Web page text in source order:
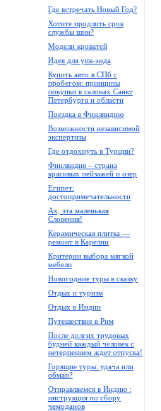
Где встречать Новый Год?
Хотите продлить срок
службы шин?
Модели кроватей
Идея для уик-энда
Купить авто в СПб с
пробегом: принципы
покупки в салонах Санкт
Петербурга и области
Поездка в Финляндию
Возможности независимой
экспертизы
Где отдохнуть в Турции?
Финляндия – страна
красивых пейзажей и озер
Египет:
достопримечательности
Ах, эта маленькая
Словения!
Керамическая плитка —
ремонт в Карелии
Критерии выбора мягкой
мебели
Новогодние туры в сказку
Отдых и туризм
Отдых в Индии
Путешествие в Рим
После долгих трудовых
будней каждый человек с
нетерпением ждет отпуска!
Горящие туры: удача или
обман?
Отправляемся в Индию :
инструкция по сбору
чемоданов